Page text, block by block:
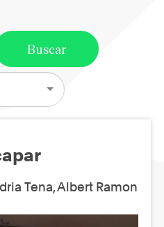
Tena, Albert Ramon